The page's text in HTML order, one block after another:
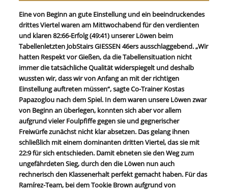
Eine von Beginn an gute Einstellung und ein beeindruckendes
drittes Viertel waren am Mittwochabend für den verdienten
und klaren 82:66-Erfolg (49:41) unserer Löwen beim
Tabellenletzten JobStairs GIESSEN 46ers ausschlaggebend. „Wir
hatten Respekt vor Gießen, da die Tabellensituation nicht
immer die tatsächliche Qualität widerspiegelt und deshalb
wussten wir, dass wir von Anfang an mit der richtigen
Einstellung auftreten müssen“, sagte Co-Trainer Kostas
Papazoglou nach dem Spiel. In dem waren unsere Löwen zwar
von Beginn an überlegen, konnten sich aber vor allem
aufgrund vieler Foulpfiffe gegen sie und gegnerischer
Freiwürfe zunächst nicht klar absetzen. Das gelang ihnen
schließlich mit einem dominanten dritten Viertel, das sie mit
22:9 für sich entschieden. Damit ebneten sie den Weg zum
ungefährdeten Sieg, durch den die Löwen nun auch
rechnerisch den Klassenerhalt perfekt gemacht haben. Für das
Ramírez-Team, bei dem Tookie Brown aufgrund von